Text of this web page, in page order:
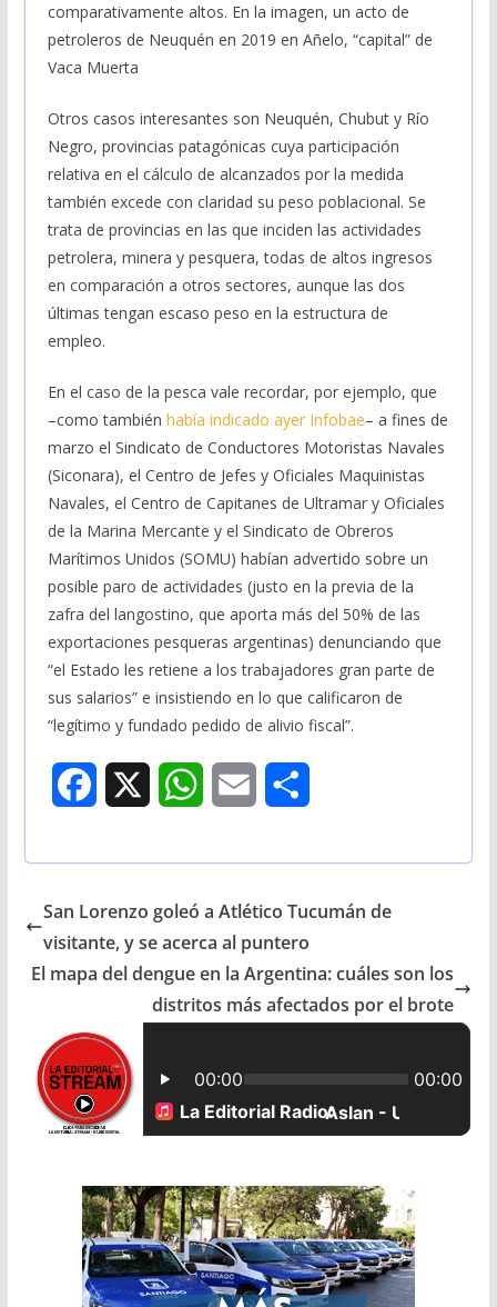
comparativamente altos. En la imagen, un acto de
petroleros de Neuquén en 2019 en Añelo, “capital” de
Vaca Muerta
Otros casos interesantes son Neuquén, Chubut y Río
Negro, provincias patagónicas cuya participación
relativa en el cálculo de alcanzados por la medida
también excede con claridad su peso poblacional. Se
trata de provincias en las que inciden las actividades
petrolera, minera y pesquera, todas de altos ingresos
en comparación a otros sectores, aunque las dos
últimas tengan escaso peso en la estructura de
empleo.
En el caso de la pesca vale recordar, por ejemplo, que
–como también había indicado ayer Infobae– a fines de
marzo el Sindicato de Conductores Motoristas Navales
(Siconara), el Centro de Jefes y Oficiales Maquinistas
Navales, el Centro de Capitanes de Ultramar y Oficiales
de la Marina Mercante y el Sindicato de Obreros
Marítimos Unidos (SOMU) habían advertido sobre un
posible paro de actividades (justo en la previa de la
zafra del langostino, que aporta más del 50% de las
exportaciones pesqueras argentinas) denunciando que
“el Estado les retiene a los trabajadores gran parte de
sus salarios” e insistiendo en lo que calificaron de
“legítimo y fundado pedido de alivio fiscal”.
e
o
k
W
t
A
i
r
San Lorenzo goleó a Atlético Tucumán de
visitante, y se acerca al puntero
El mapa del dengue en la Argentina: cuáles son los
distritos más afectados por el brote